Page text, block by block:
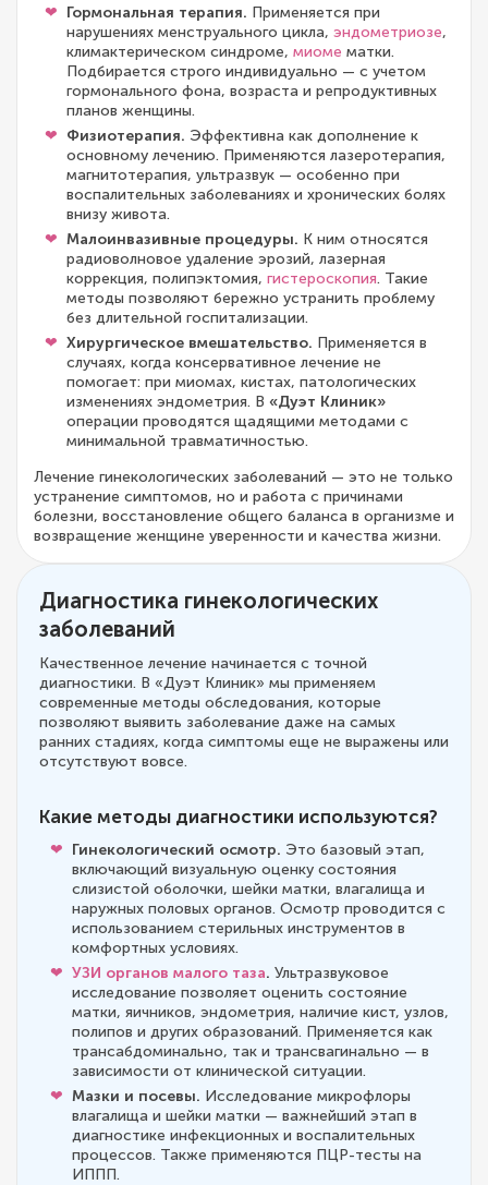
Гормональная терапия. Применяется при
нарушениях менструального цикла, эндометриозе,
климактерическом синдроме, миоме матки.
Подбирается строго индивидуально — с учетом
гормонального фона, возраста и репродуктивных
планов женщины.
Физиотерапия. Эффективна как дополнение к
основному лечению. Применяются лазеротерапия,
магнитотерапия, ультразвук — особенно при
воспалительных заболеваниях и хронических болях
внизу живота.
Малоинвазивные процедуры. К ним относятся
радиоволновое удаление эрозий, лазерная
коррекция, полипэктомия, гистероскопия. Такие
методы позволяют бережно устранить проблему
без длительной госпитализации.
Хирургическое вмешательство. Применяется в
случаях, когда консервативное лечение не
помогает: при миомах, кистах, патологических
изменениях эндометрия. В «Дуэт Клиник»
операции проводятся щадящими методами с
минимальной травматичностью.
Лечение гинекологических заболеваний — это не только
устранение симптомов, но и работа с причинами
болезни, восстановление общего баланса в организме и
возвращение женщине уверенности и качества жизни.
Диагностика гинекологических
заболеваний
Качественное лечение начинается с точной
диагностики. В «Дуэт Клиник» мы применяем
современные методы обследования, которые
позволяют выявить заболевание даже на самых
ранних стадиях, когда симптомы еще не выражены или
отсутствуют вовсе.
Какие методы диагностики используются?
Гинекологический осмотр. Это базовый этап,
включающий визуальную оценку состояния
слизистой оболочки, шейки матки, влагалища и
наружных половых органов. Осмотр проводится с
использованием стерильных инструментов в
комфортных условиях.
УЗИ органов малого таза. Ультразвуковое
исследование позволяет оценить состояние
матки, яичников, эндометрия, наличие кист, узлов,
полипов и других образований. Применяется как
трансабдоминально, так и трансвагинально — в
зависимости от клинической ситуации.
Мазки и посевы. Исследование микрофлоры
влагалища и шейки матки — важнейший этап в
диагностике инфекционных и воспалительных
процессов. Также применяются ПЦР-тесты на
ИППП.